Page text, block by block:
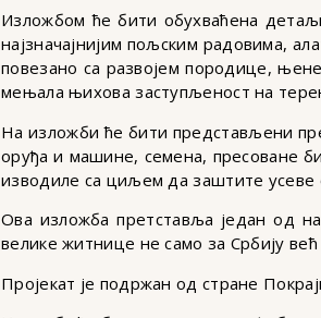
Изложбом ће бити обухваћена
најзначајнијим пољским радовима,
повезано са развојем породице,
мењала њихова заступљеност на
На изложби ће бити представљени
оруђа и машине, семена, пресоване
изводиле са циљем да заштите усеве
Ова изложба претставља један од
велике житнице не само за Србију већ
Пројекат је подржан од стране